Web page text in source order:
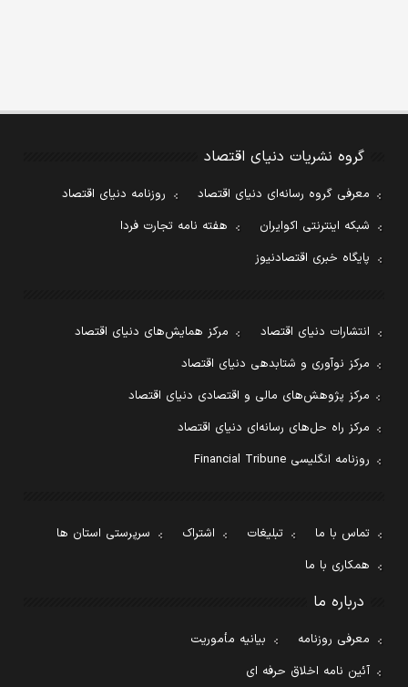
گروه نشریات دنیای اقتصاد
معرفی گروه رسانه‌ای دنیای اقتصاد
روزنامه دنیای اقتصاد
شبکه اینترنتی اکوایران
هفته نامه تجارت فردا
پایگاه خبری اقتصادنیوز
انتشارات دنیای اقتصاد
مرکز همایش‌های دنیای اقتصاد
مرکز نوآوری و شتابدهی دنیای اقتصاد
مرکز پژوهش‌های مالی و اقتصادی دنیای اقتصاد
مرکز راه حل‌های رسانه‌ای دنیای اقتصاد
روزنامه انگلیسی Financial Tribune
تماس با ما تبلیغات اشتراک
سرپرستی استان ها
همکاری با ما
درباره ما
معرفی روزنامه
بیانیه مأموریت
آئین نامه اخلاق حرفه ای